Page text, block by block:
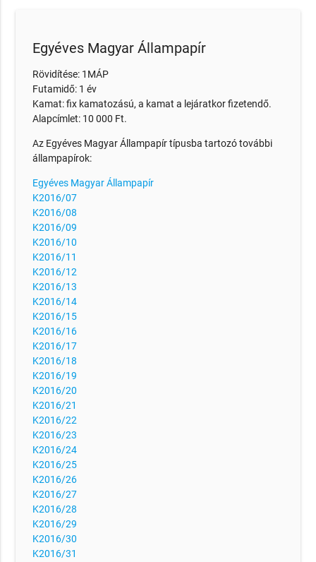
Egyéves Magyar Állampapír
Rövidítése: 1MÁP
Futamidő: 1 év
Kamat: fix kamatozású, a kamat a lejáratkor fizetendő.
Alapcímlet: 10 000 Ft.
Az Egyéves Magyar Állampapír típusba tartozó további
állampapírok:
Egyéves Magyar Állampapír
K2016/07
K2016/08
K2016/09
K2016/10
K2016/11
K2016/12
K2016/13
K2016/14
K2016/15
K2016/16
K2016/17
K2016/18
K2016/19
K2016/20
K2016/21
K2016/22
K2016/23
K2016/24
K2016/25
K2016/26
K2016/27
K2016/28
K2016/29
K2016/30
K2016/31